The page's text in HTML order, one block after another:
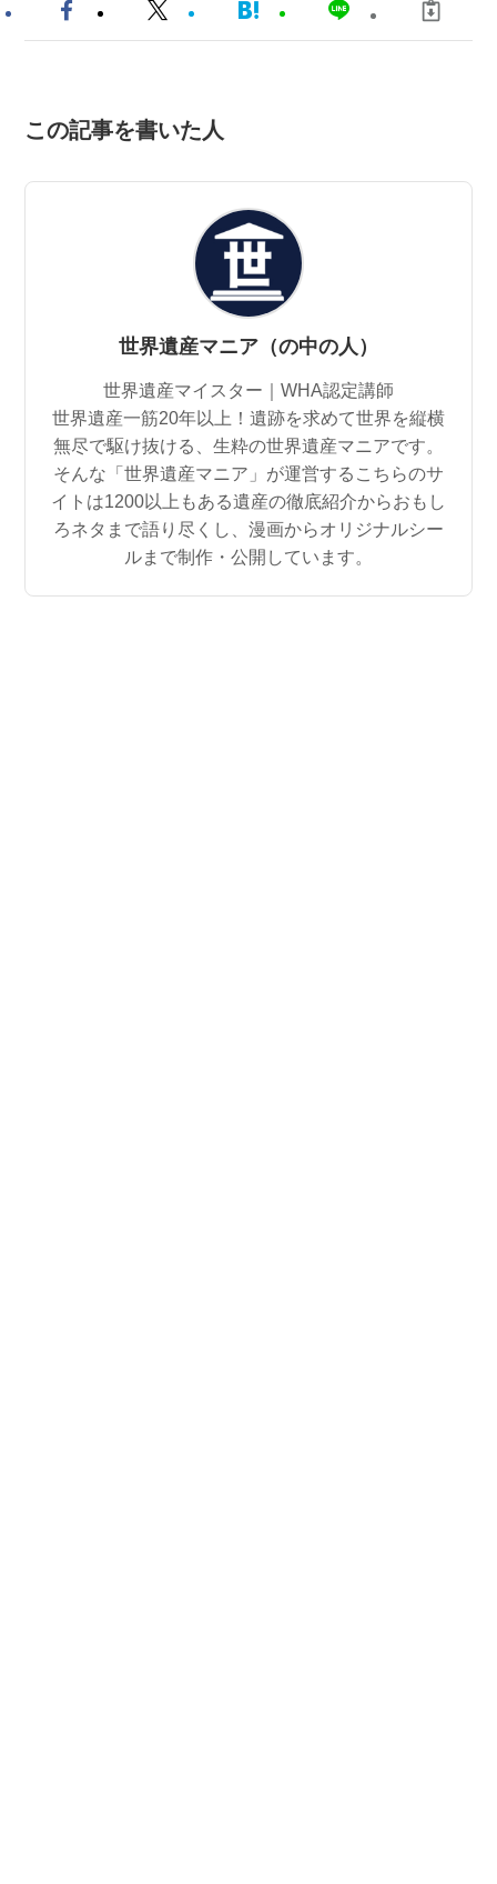
この記事を書いた人
世界遺産マニア（の中の人）
世界遺産マイスター｜WHA認定講師
世界遺産一筋20年以上！遺跡を求めて世界を縦横
無尽で駆け抜ける、生粋の世界遺産マニアです。
そんな「世界遺産マニア」が運営するこちらのサ
イトは1200以上もある遺産の徹底紹介からおもし
ろネタまで語り尽くし、漫画からオリジナルシー
ルまで制作・公開しています。